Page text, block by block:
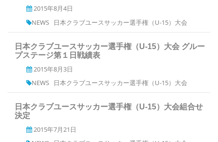
2015年8月4日
NEWS
日本クラブユースサッカー選手権（U-15）大会
日本クラブユースサッカー選手権（U-15）大会 グルー
プステージ第１日戦績表
2015年8月3日
NEWS
日本クラブユースサッカー選手権（U-15）大会
日本クラブユースサッカー選手権（U-15）大会組合せ
決定
2015年7月21日